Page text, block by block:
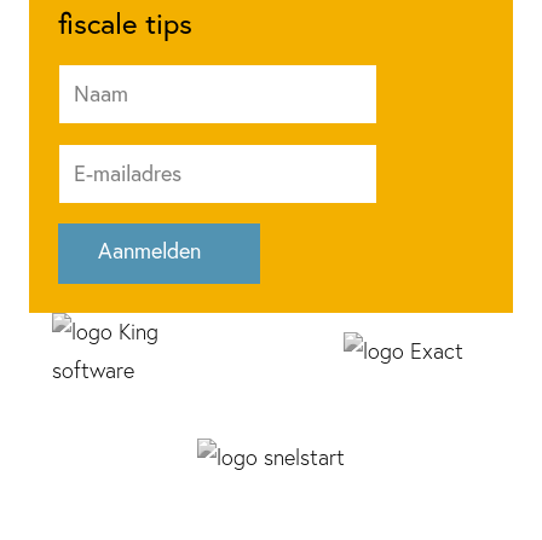
fiscale tips